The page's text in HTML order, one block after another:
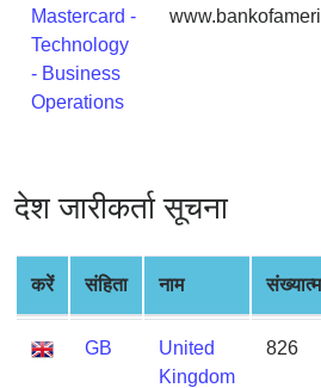
Generate
Credit
Card
from
Card
Checker
Service
What
is
Mastercard -
Technology
- Business
Operations
देश जारीकर्ता सूचना
करें संहिता नाम
GB
United
Kingdom
826